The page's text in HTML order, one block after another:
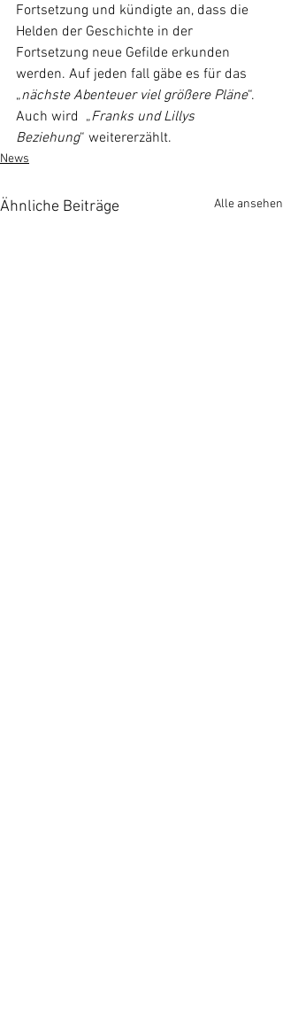
Fortsetzung und kündigte an, dass die
Helden der Geschichte in der
Fortsetzung neue Gefilde erkunden
werden. Auf jeden fall gäbe es für das
„nächste Abenteuer viel größere Pläne“.
Auch wird  „Franks und Lillys
Beziehung“ weitererzählt.
News
Ähnliche Beiträge Alle ansehen